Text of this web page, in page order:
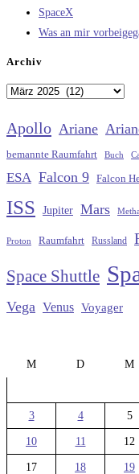
SpaceX
Was an mir
Archiv
Archiv
Apollo Ariane
bemannte Raumfahrt Buch
ESA Falcon 9 Falcon
ISS Jupiter Mars
Proton Raumfahrt Russland
Space Shuttle
Vega Venus Voyager
M
D M
3 4 5
10 11 12
17 18 19